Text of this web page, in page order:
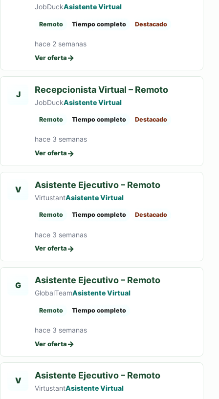
JobDuckAsistente Virtual
Remoto Tiempo completo Destacado
hace 2 semanas
Ver oferta→
J Recepcionista Virtual – Remoto
JobDuckAsistente Virtual
Remoto Tiempo completo Destacado
hace 3 semanas
Ver oferta→
V Asistente Ejecutivo – Remoto
VirtustantAsistente Virtual
Remoto Tiempo completo Destacado
hace 3 semanas
Ver oferta→
G Asistente Ejecutivo – Remoto
GlobalTeamAsistente Virtual
Remoto Tiempo completo
hace 3 semanas
Ver oferta→
V Asistente Ejecutivo – Remoto
VirtustantAsistente Virtual